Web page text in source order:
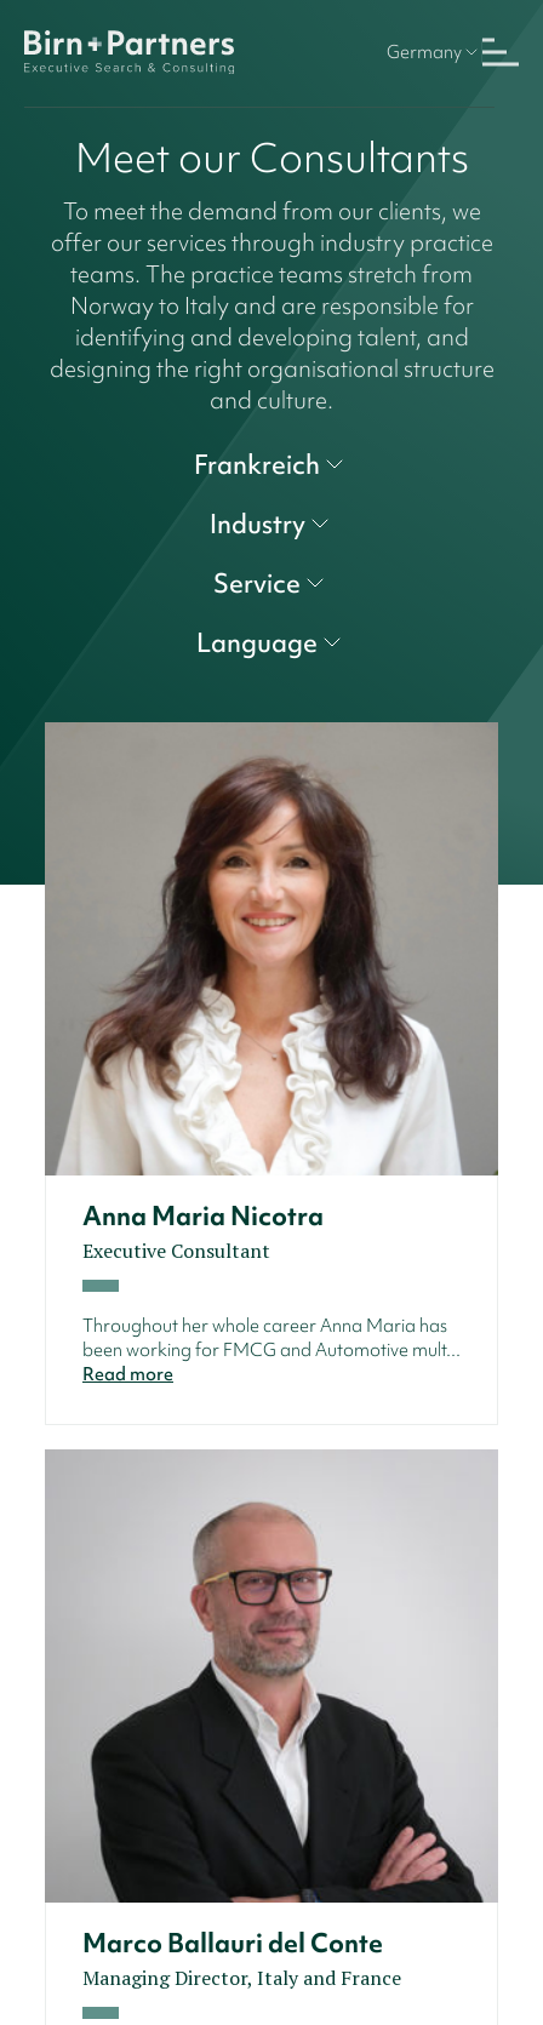
Germany
Meet our Consultants
To meet the demand from our clients, we
offer our services through industry practice
teams. The practice teams stretch from
Norway to Italy and are responsible for
identifying and developing talent, and
designing the right organisational structure
and culture.
Frankreich
Industry
Service
Language
Anna Maria Nicotra
Executive Consultant
Throughout her whole career Anna Maria has
been working for FMCG and Automotive mult...
Read more
Marco Ballauri del Conte
Managing Director, Italy and France